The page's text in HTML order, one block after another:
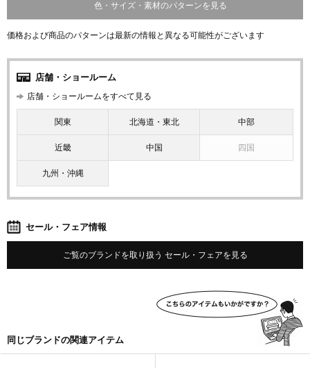
色・サイズ・素材のパターンを見る
価格および商品のパターンは最新の情報と異なる可能性がございます
店舗・ショールーム
店舗・ショールームをすべて見る
関東 北海道・東北 中部
近畿 中国 四国
九州・沖縄
セール・フェア情報
ご覧のブランドを取り扱う セール・フェアを見る
同じブランドの関連アイテム